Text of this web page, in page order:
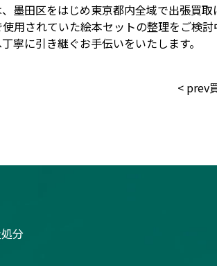
墨田区をはじめ東京都内全域で出張買
用されていた絵本セットの整理をご検
寧に引き継ぐお手伝いをいたします。
< prev
分